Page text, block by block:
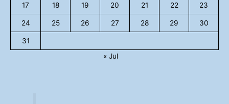
17 18 19 20 21 22 23
24 25 26 27 28 29 30
31
« Jul